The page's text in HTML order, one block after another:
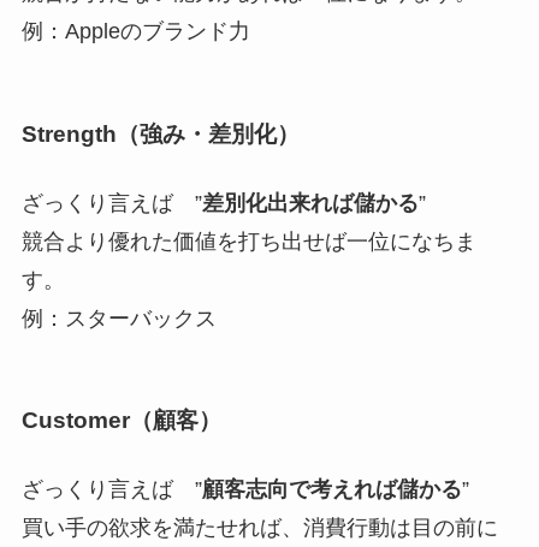
例：Appleのブランド力
Strength（強み・差別化）
ざっくり言えば ”差別化出来れば儲かる”
競合より優れた価値を打ち出せば一位になちま
す。
例：スターバックス
Customer（顧客）
ざっくり言えば ”顧客志向で考えれば儲かる”
買い手の欲求を満たせれば、消費行動は目の前に